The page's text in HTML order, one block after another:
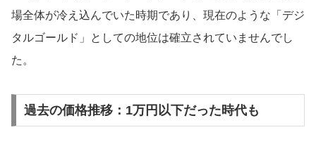
場全体が冷え込んでいた時期であり、現在のような「デジ
タルゴールド」としての地位は確立されていませんでし
た。
過去の価格推移：1万円以下だった時代も